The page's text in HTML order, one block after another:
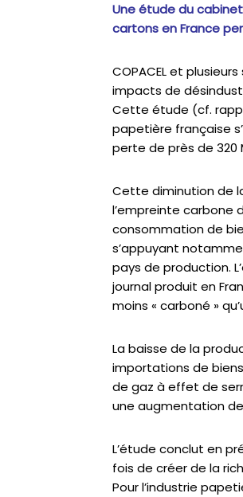
Une étude du
cartons en France
COPACEL et
impacts de
Cette étude (cf.
papetière française
perte de près de 320
Cette diminution de
l’empreinte carbone
consommation de
s’appuyant
pays de production.
journal produit en
moins « carboné »
La baisse de la
importations de
de gaz à effet de
une augmentation de
L’étude conclut en
fois de créer de la
Pour l’industrie